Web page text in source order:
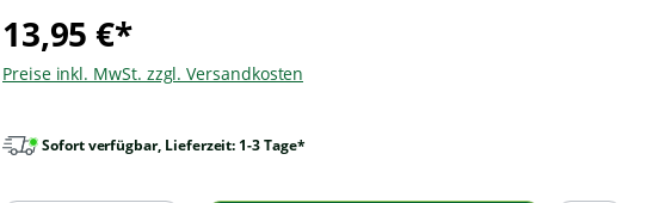
13,95 €*
Preise inkl. MwSt. zzgl. Versandkosten
Sofort verfügbar, Lieferzeit: 1-3 Tage*